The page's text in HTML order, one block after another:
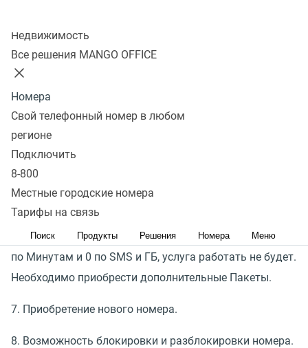
Недвижимость
Все решения MANGO OFFICE
Номера
Свой телефонный номер в любом
регионе
Подключить
8-800
Местные городские номера
Тарифы на связь
Поиск Продукты Решения Номера Меню
1. Список приобретенных номеров
2. Дата приобретения номера
3. Тариф номера
4. Абонентская плата за тариф
5. Статус номера
активность номера через кнопку
6. Остатки по пакетам. Если остаток равен 1
по Минутам и 0 по SMS и ГБ, услуга работать не будет.
Необходимо приобрести дополнительные Пакеты.
7. Приобретение нового номера.
8. Возможность блокировки и разблокировки номера.